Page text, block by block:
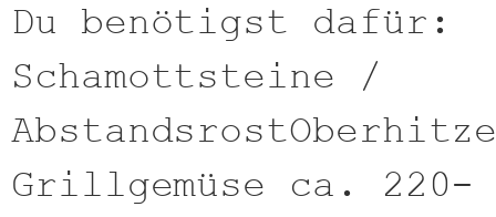
Du benötigst dafür:
Schamottsteine /
Grillgemüse ca. 220-